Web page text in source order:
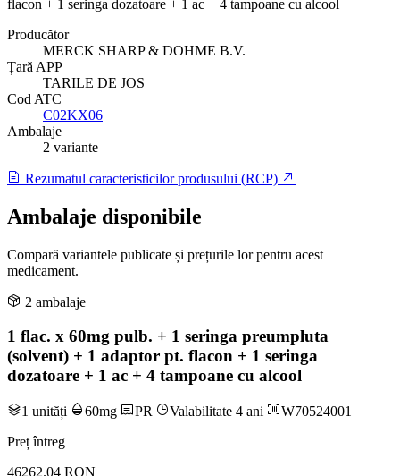
flacon + 1 seringa dozatoare + 1 ac + 4 tampoane cu alcool
Producător
MERCK SHARP & DOHME B.V.
Țară APP
TARILE DE JOS
Cod ATC
C02KX06
Ambalaje
2 variante
Rezumatul caracteristicilor produsului (RCP)
Ambalaje disponibile
Compară variantele publicate și prețurile lor pentru acest
medicament.
2 ambalaje
1 flac. x 60mg pulb. + 1 seringa preumpluta
(solvent) + 1 adaptor pt. flacon + 1 seringa
dozatoare + 1 ac + 4 tampoane cu alcool
1 unități 60mg PR Valabilitate 4 ani
W70524001
Preț întreg
46262.04 RON